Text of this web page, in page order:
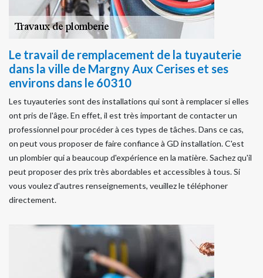
Le travail de remplacement de la tuyauterie
dans la ville de Margny Aux Cerises et ses
environs dans le 60310
Les tuyauteries sont des installations qui sont à remplacer si elles
ont pris de l'âge. En effet, il est très important de contacter un
professionnel pour procéder à ces types de tâches. Dans ce cas,
on peut vous proposer de faire confiance à GD installation. C'est
un plombier qui a beaucoup d'expérience en la matière. Sachez qu'il
peut proposer des prix très abordables et accessibles à tous. Si
vous voulez d'autres renseignements, veuillez le téléphoner
directement.